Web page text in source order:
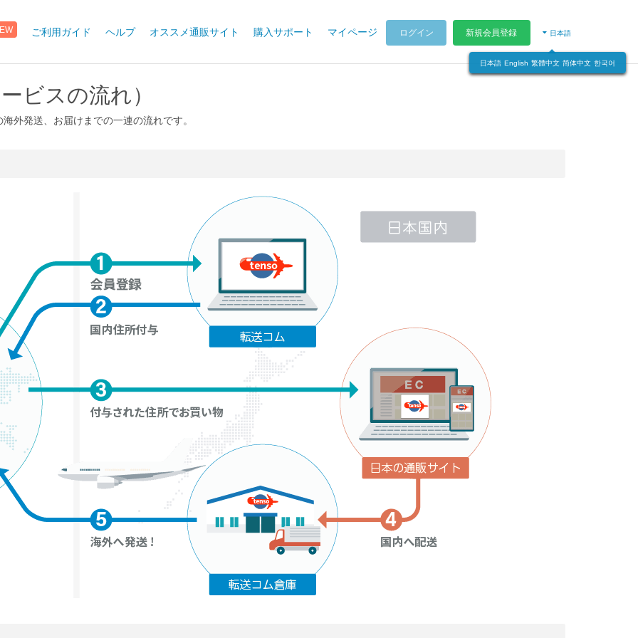
ご利用ガイド ヘルプ オススメ通販サイト 購入サポート マイページ ログイン 新規会員登録 日本語
日本語 English 繁體中文 简体中文 한국어
ビスの流れ）
外発送、お届けまでの一連の流れです。